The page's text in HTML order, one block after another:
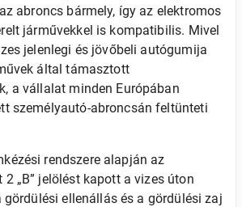
abroncs bármely, így az elektromos
járművekkel is kompatibilis. Mivel
jelenlegi és jövőbeli autógumija
által támasztott
a vállalat minden Európában
személyautó-abroncsán feltünteti
rendszere alapján az
„B” jelölést kapott a vizes úton
gördülési ellenállás és a gördülési zaj